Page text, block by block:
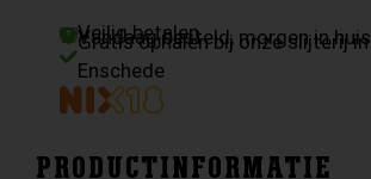
Veilig betalen
Vandaag besteld, morgen in huis
Gratis ophalen bij onze slijterij in
Enschede
PRODUCTINFORMATIE